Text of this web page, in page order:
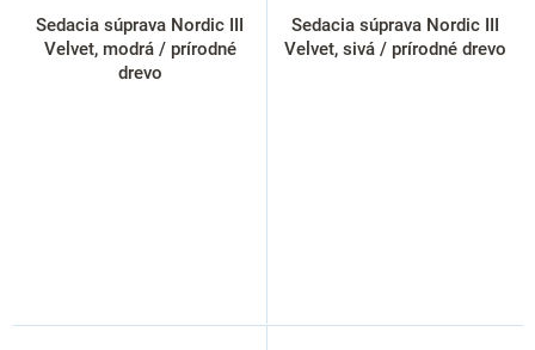
Sedacia súprava Nordic III
Velvet, modrá / prírodné
drevo
Sedacia súprava Nordic III
Velvet, sivá / prírodné drevo